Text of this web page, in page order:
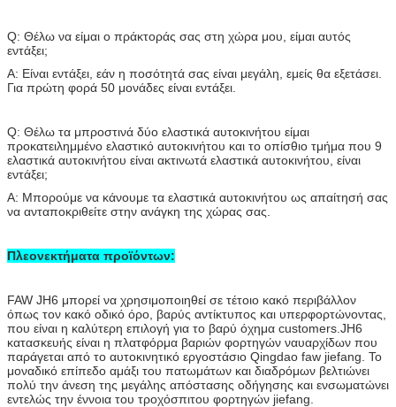
Q: Θέλω να είμαι ο πράκτοράς σας στη χώρα μου, είμαι αυτός
εντάξει;
Α: Είναι εντάξει, εάν η ποσότητά σας είναι μεγάλη, εμείς θα εξετάσει.
Για πρώτη φορά 50 μονάδες είναι εντάξει.
Q: Θέλω τα μπροστινά δύο ελαστικά αυτοκινήτου είμαι
προκατειλημμένο ελαστικό αυτοκινήτου και το οπίσθιο τμήμα που 9
ελαστικά αυτοκινήτου είναι ακτινωτά ελαστικά αυτοκινήτου, είναι
εντάξει;
Α: Μπορούμε να κάνουμε τα ελαστικά αυτοκινήτου ως απαίτησή σας
να ανταποκριθείτε στην ανάγκη της χώρας σας.
Πλεονεκτήματα προϊόντων:
FAW JH6 μπορεί να χρησιμοποιηθεί σε τέτοιο κακό περιβάλλον
όπως τον κακό οδικό όρο, βαρύς αντίκτυπος και υπερφορτώνοντας,
που είναι η καλύτερη επιλογή για το βαρύ όχημα customers.JH6
κατασκευής είναι η πλατφόρμα βαριών φορτηγών ναυαρχίδων που
παράγεται από το αυτοκινητικό εργοστάσιο Qingdao faw jiefang. Το
μοναδικό επίπεδο αμάξι του πατωμάτων και διαδρόμων βελτιώνει
πολύ την άνεση της μεγάλης απόστασης οδήγησης και ενσωματώνει
εντελώς την έννοια του τροχόσπιτου φορτηγών jiefang.